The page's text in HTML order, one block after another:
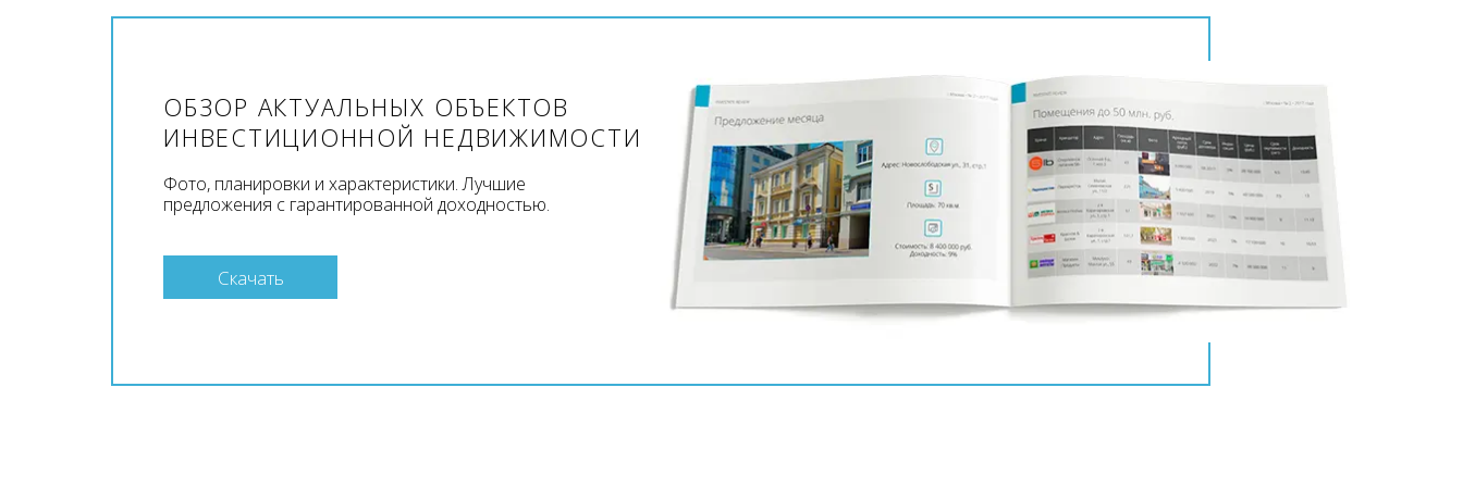
ОБЗОР АКТУАЛЬНЫХ ОБЪЕКТОВ
ИНВЕСТИЦИОННОЙ НЕДВИЖИМОСТИ
Фото, планировки и характеристики. Лучшие
предложения с гарантированной доходностью.
Скачать